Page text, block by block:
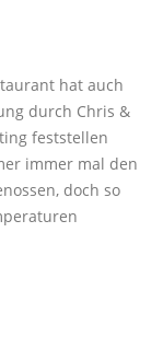
hat auch
durch Chris &
feststellen
immer mal den
doch so